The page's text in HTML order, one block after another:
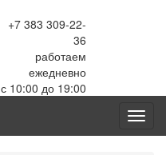
+7 383 309-22-
36
работаем
ежедневно
с 10:00 до 19:00